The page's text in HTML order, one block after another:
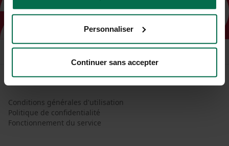
Personnaliser
Continuer sans accepter
Conditions générales d'utilisation
Politique de confidentialité
Fonctionnement du service